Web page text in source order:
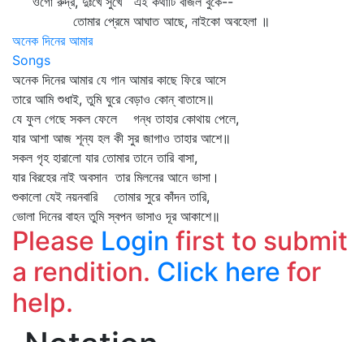
তোমার প্রেমে আঘাত আছে, নাইকো অবহেলা ॥
অনেক দিনের আমার
Songs
অনেক দিনের আমার যে গান আমার কাছে ফিরে আসে
তারে আমি শুধাই, তুমি ঘুরে বেড়াও কোন্‌ বাতাসে॥
যে ফুল গেছে সকল ফেলে গন্ধ তাহার কোথায় পেলে,
যার আশা আজ শূন্য হল কী সুর জাগাও তাহার আশে॥
সকল গৃহ হারালো যার তোমার তানে তারি বাসা,
যার বিরহের নাই অবসান তার মিলনের আনে ভাসা।
শুকালো যেই নয়নবারি তোমার সুরে কাঁদন তারি,
ভোলা দিনের বাহন তুমি স্বপন ভাসাও দূর আকাশে॥
Please Login first to submit
a rendition. Click here for
help.